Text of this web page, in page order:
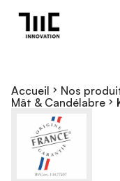
Accueil Nos
Mât & Candélabre